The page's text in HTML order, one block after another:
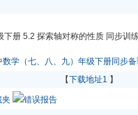
下册 5.2 探索轴对称的性质 同步训
数学（七、八、九）年级下册同步
【下载地址1 】
夹
错误报告